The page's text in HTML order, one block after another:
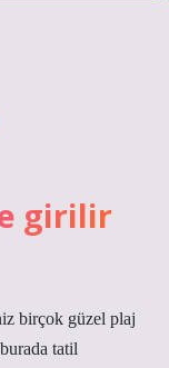
girilir
birçok güzel plaj
tatil